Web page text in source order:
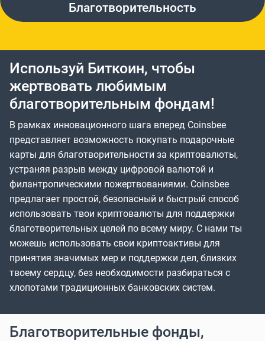
Благотворительность
Используй Биткоин, чтобы
жертвовать любимым
благотворительным фондам!
В рамках инновационного шага вперед Coinsbee
представляет возможность покупать подарочные
карты для благотворительности за криптовалюты,
устраняя разрыв между цифровой валютой и
филантропическими пожертвованиями. Coinsbee
предлагает простой, безопасный и быстрый способ
использовать твои криптовалюты для поддержки
благотворительных целей по всему миру. С нами ты
можешь использовать свои криптоактивы для
принятия значимых мер и поддержки дел, близких
твоему сердцу, без необходимости разбираться с
хлопотами традиционных банковских систем.
Благотворительные фонды,